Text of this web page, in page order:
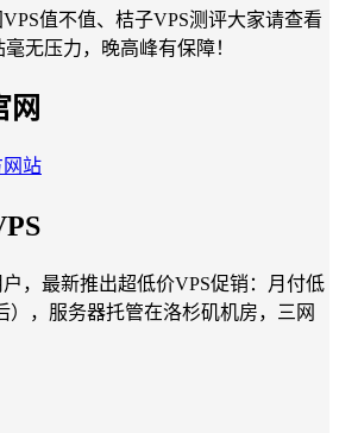
值不值、桔子VPS测评大家请查看
无压力，晚高峰有保障！
网
网站
，最新推出超低价VPS促销：月付低
），服务器托管在洛杉矶机房，三网